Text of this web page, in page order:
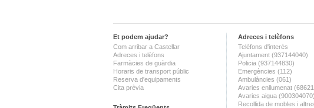
Et podem ajudar?
Com arribar a Castellar
Adreces i telèfons
Farmàcies de guàrdia
Horaris de transport públic
Reserva d'equipaments
Cita prèvia
Adreces i telèfons
Telèfons d'interès
Ajuntament (937144040)
Policia (937144830)
Emergències (112)
Ambulàncies (061)
Avaries enllumenat
Avaries aigua (900304070)
Recollida de mobles i